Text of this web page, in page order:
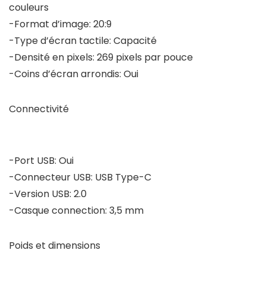
couleurs
-Format d’image: 20:9
-Type d’écran tactile: Capacité
-Densité en pixels: 269 pixels par pouce
-Coins d’écran arrondis: Oui
Connectivité
-Port USB: Oui
-Connecteur USB: USB Type-C
-Version USB: 2.0
-Casque connection: 3,5 mm
Poids et dimensions